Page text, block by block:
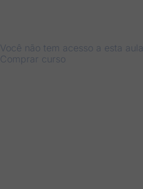
Você não tem acesso a esta aula
Comprar curso